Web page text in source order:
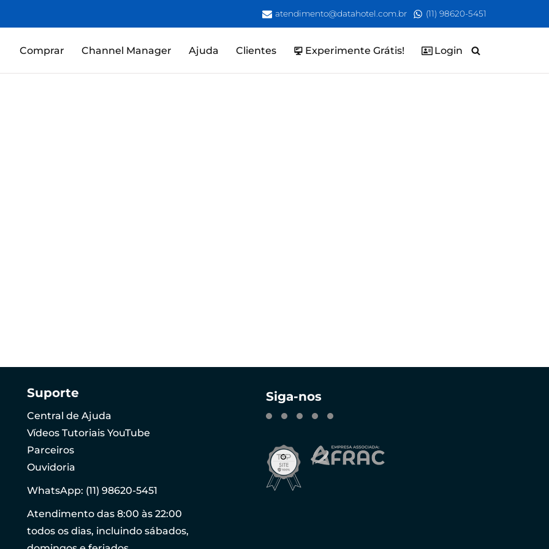
atendimento@datahotel.com.br (11) 98620-5451
Comprar Channel Manager Ajuda Clientes Experimente Grátis! Login
Suporte
Central de Ajuda
Vídeos Tutoriais YouTube
Parceiros
Ouvidoria
WhatsApp: (11) 98620-5451
Atendimento das 8:00 às 22:00
todos os dias, incluindo sábados,
Siga-nos